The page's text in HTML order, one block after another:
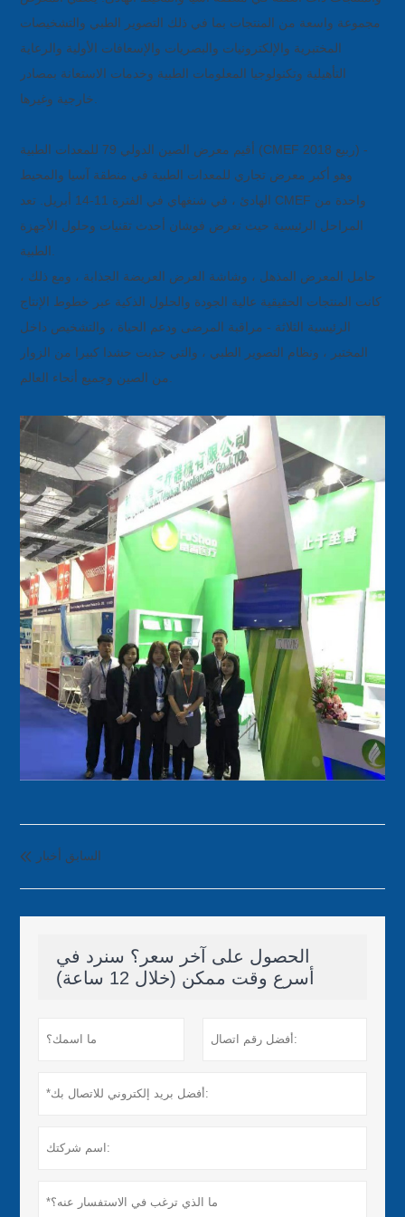
مجموعة واسعة من المنتجات بما في ذلك التصوير الطبي والتشخيصات
المختبرية والإلكترونيات والبصريات والإسعافات الأولية والرعاية
التأهيلية وتكنولوجيا المعلومات الطبية وخدمات الاستعانة بمصادر
خارجية وغيرها.
أقيم معرض الصين الدولي 79 للمعدات الطبية (CMEF ربيع 2018) -
وهو أكبر معرض تجاري للمعدات الطبية في منطقة آسيا والمحيط
الهادئ ، في شنغهاي في الفترة 11-14 أبريل. تعد CMEF واحدة من
المراحل الرئيسية حيث تعرض فوشان أحدث تقنيات وحلول الأجهزة
الطبية.
حامل المعرض المذهل ، وشاشة العرض العريضة الجذابة ، ومع ذلك ،
كانت المنتجات الحقيقية عالية الجودة والحلول الذكية عبر خطوط الإنتاج
الرئيسية الثلاثة - مراقبة المرضى ودعم الحياة ، والتشخيص داخل
المختبر ، ونظام التصوير الطبي ، والتي جذبت حشدا كبيرا من الزوار
من الصين وجميع أنحاء العالم.
 السابق أخبار
الحصول على آخر سعر؟ سنرد في
أسرع وقت ممكن (خلال 12 ساعة)